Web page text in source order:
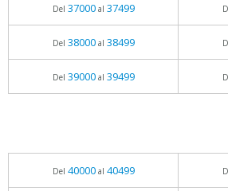
Del 37000al 37499
Del 38000al 38499
Del 39000al 39499
Del 40000al 40499